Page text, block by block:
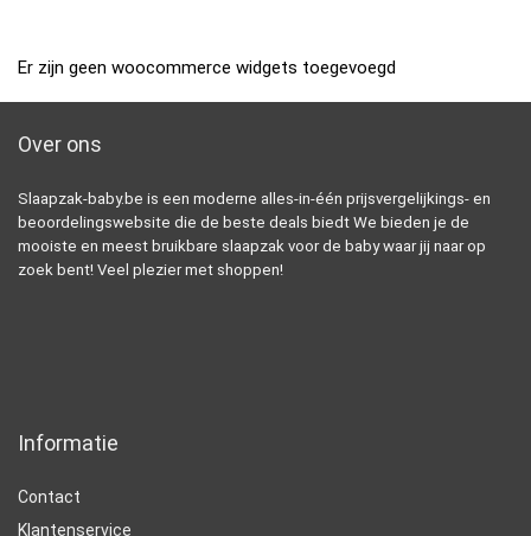
Er zijn geen woocommerce widgets toegevoegd
Over ons
Slaapzak-baby.be is een moderne alles-in-één prijsvergelijkings- en
beoordelingswebsite die de beste deals biedt We bieden je de
mooiste en meest bruikbare slaapzak voor de baby waar jij naar op
zoek bent! Veel plezier met shoppen!
Informatie
Contact
Klantenservice